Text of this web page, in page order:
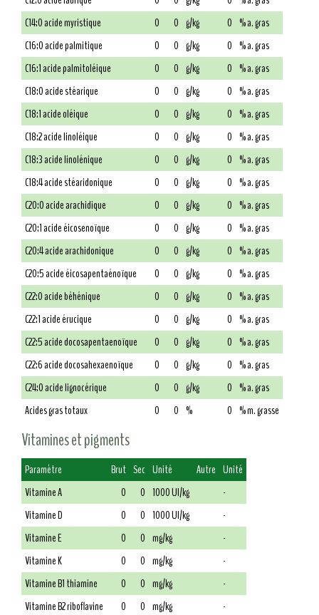
C14:0 acide myristique
0 0 g/kg 0 % a. gras
C16:0 acide palmitique
0 0 g/kg 0 % a. gras
C16:1 acide palmitoléique
0 0 g/kg 0 % a. gras
C18:0 acide stéarique
0 0 g/kg 0 % a. gras
C18:1 acide oléique
0 0 g/kg 0 % a. gras
C18:2 acide linoléique
0 0 g/kg 0 % a. gras
C18:3 acide linolénique
0 0 g/kg 0 % a. gras
C18:4 acide stéaridonique
0 0 g/kg 0 % a. gras
C20:0 acide arachidique
0 0 g/kg 0 % a. gras
C20:1 acide éicosenoïque
0 0 g/kg 0 % a. gras
C20:4 acide arachidonique
0 0 g/kg 0 % a. gras
C20:5 acide éicosapentaénoïque
0 0 g/kg 0 % a. gras
C22:0 acide béhénique
0 0 g/kg 0 % a. gras
C22:1 acide érucique
0 0 g/kg 0 % a. gras
C22:5 acide docosapentaenoïque
0 0 g/kg 0 % a. gras
C22:6 acide docosahexaenoïque
0 0 g/kg 0 % a. gras
C24:0 acide lignocérique
0 0 g/kg 0 % a. gras
Acides gras totaux
0 0 % 0 % m. grasse
Vitamines et pigments
Paramètre Brut Sec Unité Autre Unité
Vitamine A
0 0 1000 UI/kg
-
Vitamine D
0 0 1000 UI/kg
-
Vitamine E
0 0 mg/kg
-
Vitamine K
0 0 mg/kg
-
Vitamine B1 thiamine
0 0 mg/kg
-
Vitamine B2 riboflavine
0 0 mg/kg -